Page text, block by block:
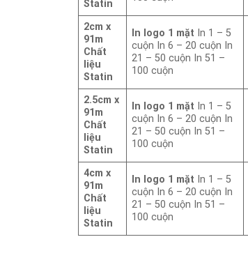
Statin
2cm x
91m
Chất
liệu
Statin
In logo 1 mặt In 1 – 5
cuộn In 6 – 20 cuộn In
21 – 50 cuộn In 51 –
100 cuộn
2.5cm x
91m
Chất
liệu
Statin
In logo 1 mặt In 1 – 5
cuộn In 6 – 20 cuộn In
21 – 50 cuộn In 51 –
100 cuộn
4cm x
91m
Chất
liệu
Statin
In logo 1 mặt In 1 – 5
cuộn In 6 – 20 cuộn In
21 – 50 cuộn In 51 –
100 cuộn